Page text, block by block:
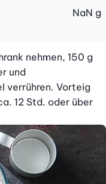
NaN g
nehmen, 150 g
und
verrühren. Vorteig
12 Std. oder über